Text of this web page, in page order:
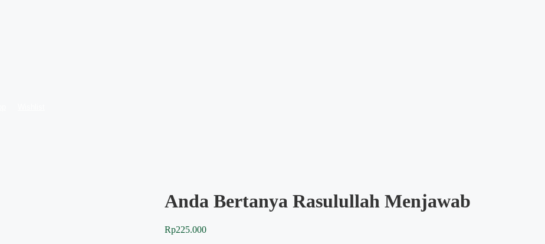
Anda Bertanya Rasulullah Menjawab
Rp225.000